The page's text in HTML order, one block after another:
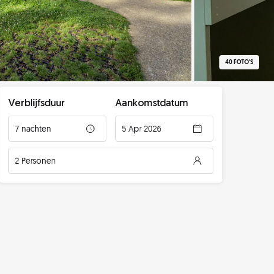
40 FOTO'S
Verblijfsduur
7 nachten
Aankomstdatum
5 Apr 2026
2 Personen